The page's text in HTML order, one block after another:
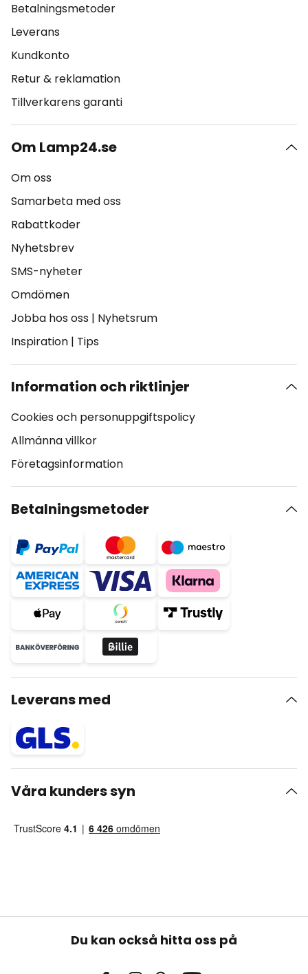
Betalningsmetoder
Leverans
Kundkonto
Retur & reklamation
Tillverkarens garanti
Om Lamp24.se
Om oss
Samarbeta med oss
Rabattkoder
Nyhetsbrev
SMS-nyheter
Omdömen
Jobba hos oss | Nyhetsrum
Inspiration | Tips
Information och riktlinjer
Cookies och personuppgiftspolicy
Allmänna villkor
Företagsinformation
Betalningsmetoder
Leverans med
Våra kunders syn
Du kan också hitta oss på